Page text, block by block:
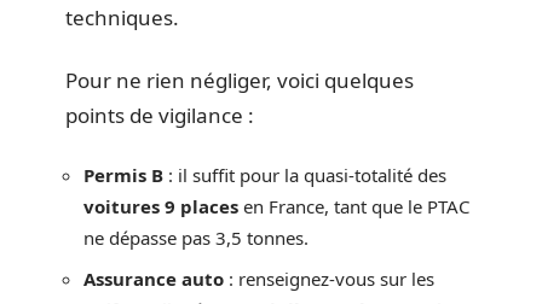
techniques.
Pour ne rien négliger, voici quelques
points de vigilance :
Permis B : il suffit pour la quasi-totalité des
voitures 9 places en France, tant que le PTAC
ne dépasse pas 3,5 tonnes.
Assurance auto : renseignez-vous sur les